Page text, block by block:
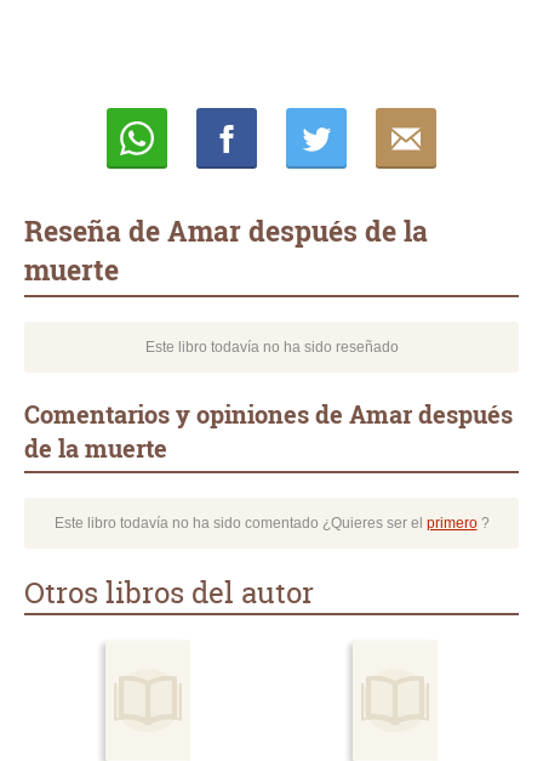
Reseña de Amar después de la
muerte
Este libro todavía no ha sido reseñado
Comentarios y opiniones de Amar después
de la muerte
Este libro todavía no ha sido comentado ¿Quieres ser el primero?
Otros libros del autor